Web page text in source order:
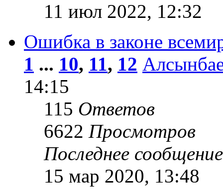
11 июл 2022, 12:32
Ошибка в законе
1 ... 10, 11, 12
14:15
115 Ответов
6622 Просмотров
Последнее
15 мар 2020, 13:48